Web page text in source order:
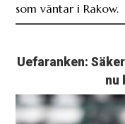
som väntar i Rakow.
Uefaranken:
nu